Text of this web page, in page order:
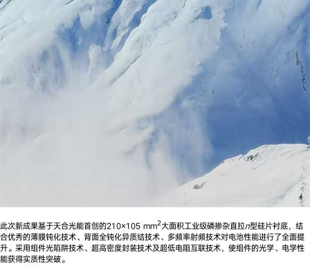
此次新成果基于天合光能首创的210×105 mm2大面积工业级磷掺杂直拉n型硅片衬底，结
合优秀的薄膜钝化技术、背面全钝化异质结技术、多频率射频技术对电池性能进行了全面提
升。采用组件光陷阱技术、超高密度封装技术及超低电阻互联技术，使组件的光学、电学性
能获得实质性突破。